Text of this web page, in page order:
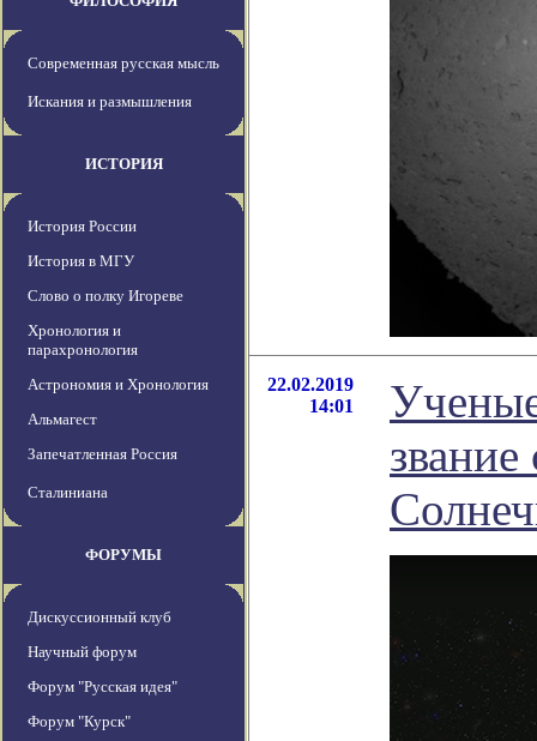
Современная русская мысль
Искания и размышления
ИСТОРИЯ
История России
История в МГУ
Слово о полку Игореве
Хронология и
парахронология
Астрономия и Хронология
Альмагест
Запечатленная Россия
Сталиниана
ФОРУМЫ
Дискуссионный клуб
Научный форум
Форум "Русская идея"
Форум "Курск"
22.02.2019
14:01
звание